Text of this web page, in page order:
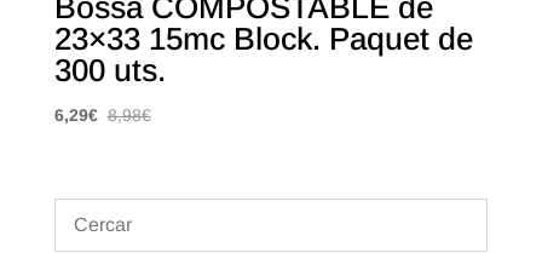
23×33 15mc Block. Paquet de
300 uts.
6,29€ 8,98€